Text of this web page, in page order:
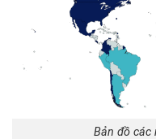
Bản đồ các